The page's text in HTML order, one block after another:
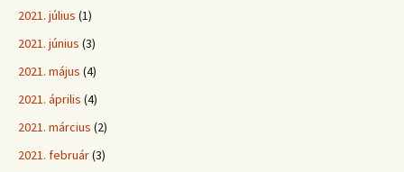
2021. július (1)
2021. június (3)
2021. május (4)
2021. április (4)
2021. március (2)
2021. február(3)